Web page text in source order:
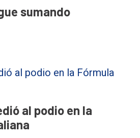
sumando
al podio en la